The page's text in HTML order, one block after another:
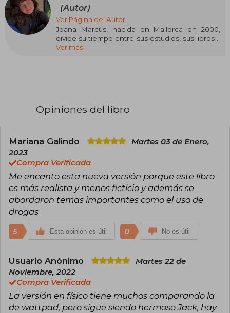
(Autor)
Ver Página del Autor
Joana Marcús, nacida en Mallorca en 2000,
divide su tiempo entre sus estudios, sus libros y
sus mascotas. Desde pequeña supo que le
En dos ocasiones ha sido ganadora de los
Es una de las autoras más jóvenes en conseguir
Antes de diciembre se posicionó entre las 10
novelas más vendidas en diversos países.​ En el
2022, fue la autora más vendida solo detrás de
los libros de Harry Potter. Viajó por diversos
países y ciudades para promocionar sus
historias. Por ejemplo en Madrid, donde
cientos de lectores en la FIL de Guadalajara.
Ver más
Opiniones del libro
Mariana Galindo
Martes 03 de Enero,
2023
Compra Verificada
Me encanto esta nueva versión porque este libro
es más realista y menos ficticio y además se
abordaron temas importantes como el uso de
drogas
5 Esta opinión es útil 0 No es útil
Usuario Anónimo
Martes 22 de
Noviembre, 2022
Compra Verificada
La versión en físico tiene muchos comparando la
de wattpad, pero sigue siendo hermoso Jack, hay